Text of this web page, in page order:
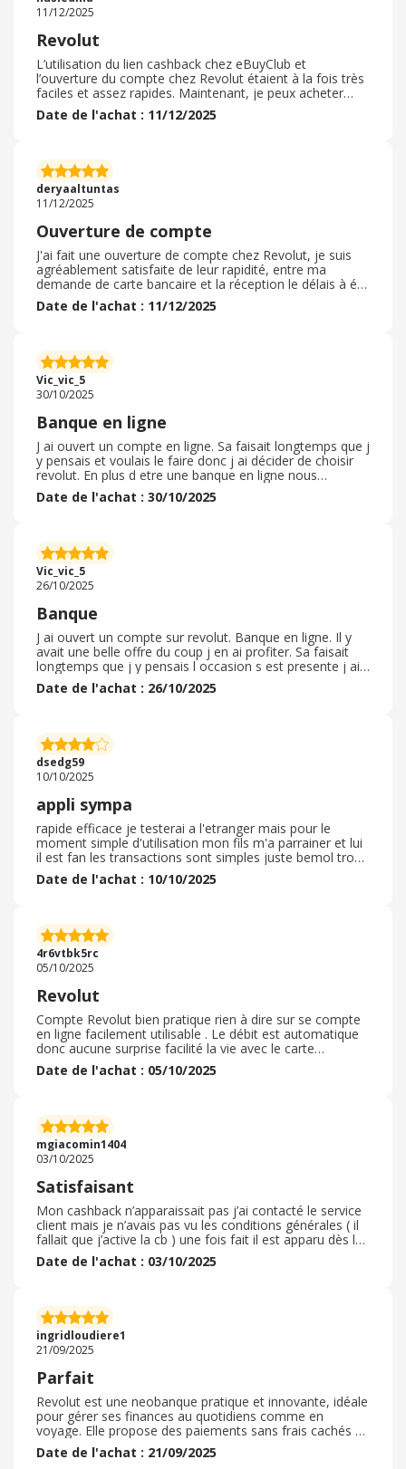
11/12/2025
Revolut
L’utilisation du lien cashback chez eBuyClub et
l’ouverture du compte chez Revolut étaient à la fois très
faciles et assez rapides. Maintenant, je peux acheter
sans utiliser une carte physique sans payant des frais
bancaires pour avoir un compte bancaire. En plus, ils
différentes monnaies d’échange facilitent également ma
vie et mes paiements à l’étranger. La partie cashback de
l’offre n’est pas négligeable non plus, enfin un bon
affaire.
Date de l'achat : 11/12/2025
deryaaltuntas
11/12/2025
Ouverture de compte
J'ai fait une ouverture de compte chez Revolut, je suis
agréablement satisfaite de leur rapidité, entre ma
demande de carte bancaire et la réception le délais à été
très rapide, j'ai installé l'application sur mon téléphone
portable, et l'application est très bien, simple et pratique
de diriger tous mes virements et paiements sur celui ci,
je suis tombé sur la pub de Revolut à plusieurs reprise.
Date de l'achat : 11/12/2025
Vic_vic_5
30/10/2025
Banque en ligne
J ai ouvert un compte en ligne. Sa faisait longtemps que j
y pensais et voulais le faire donc j ai décider de choisir
revolut. En plus d etre une banque en ligne nous
pouvons investir de l argent en bourse ce qui est pas
négligeable il y a plusieurs domaines ou on peut investir
quand acheter ou revendre. Je trouve ce système pas
mal de suivre ses compte en réel je le conseil a mon
entourage.
Date de l'achat : 30/10/2025
Vic_vic_5
26/10/2025
Banque
J ai ouvert un compte sur revolut. Banque en ligne. Il y
avait une belle offre du coup j en ai profiter. Sa faisait
longtemps que j y pensais l occasion s est presente j ai
pas hésité. Je recommanderai cette banque en ligne a
mon entourage. Facile d accès pour ouvrir son compte
et c est très simple tout est bien expliqué je verrai par la
suite mais je pense que j ai fait un bon choix en m
inscrivant a cette banque.
Date de l'achat : 26/10/2025
dsedg59
10/10/2025
appli sympa
rapide efficace je testerai a l'etranger mais pour le
moment simple d'utilisation mon fils m'a parrainer et lui
il est fan les transactions sont simples juste bemol trop
de notification j'ai du virer les notif trop par jour carte
recu super vite pas de frais a l'etranger paiement
automatique le design est tres jolie language correct
change aussi sécurisé cela m'a donné envie d'essayer et
elle a été adoptée
Date de l'achat : 10/10/2025
4r6vtbk5rc
05/10/2025
Revolut
Compte Revolut bien pratique rien à dire sur se compte
en ligne facilement utilisable . Le débit est automatique
donc aucune surprise facilité la vie avec le carte
éphémère en attendant l envoie de cette carte qu est
très jolie par ailleurs je recommanderai bien cette
utilisable je vous le conseille quand c est c est dans l
urgence absolue et a n importe quel heure du à mon
expérience à deux heure du matin
Date de l'achat : 05/10/2025
mgiacomin1404
03/10/2025
Satisfaisant
Mon cashback n’apparaissait pas j’ai contacté le service
client mais je n’avais pas vu les conditions générales ( il
fallait que j’active la cb ) une fois fait il est apparu dès le
lendemain donc entre l’ouverture du compte l’activation
de la cb et le cashback il s’est écoulé 7 jours donc tout a
EBuyClub. Ensuite plus Revolut est très facile d’utilisation
rapide d’ excecution je recommande ( réception cb en 3
jours! Avec un dépôt initial de 10€! )
Date de l'achat : 03/10/2025
ingridloudiere1
21/09/2025
Parfait
Revolut est une neobanque pratique et innovante, idéale
pour gérer ses finances au quotidiens comme en
voyage. Elle propose des paiements sans frais cachés à
l’enrager, le change instantané dans plusieurs devises et
une application intuitive. Les cartes virtuelles et physique
Date de l'achat : 21/09/2025